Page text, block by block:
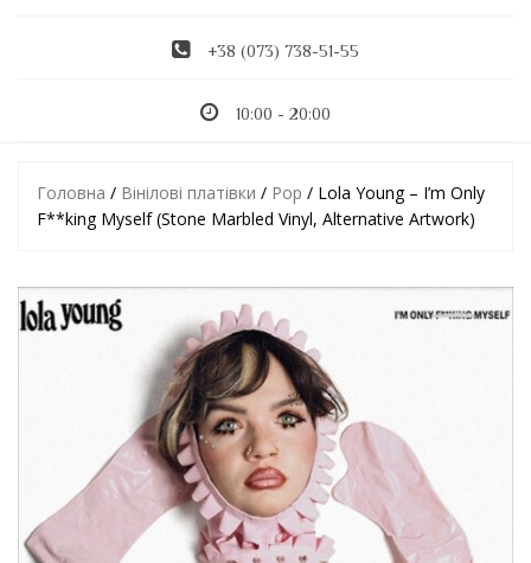
+38 (073) 738-51-55
10:00 - 20:00
Головна / Вінілові платівки / Pop / Lola Young – I’m Only
F**king Myself (Stone Marbled Vinyl, Alternative Artwork)